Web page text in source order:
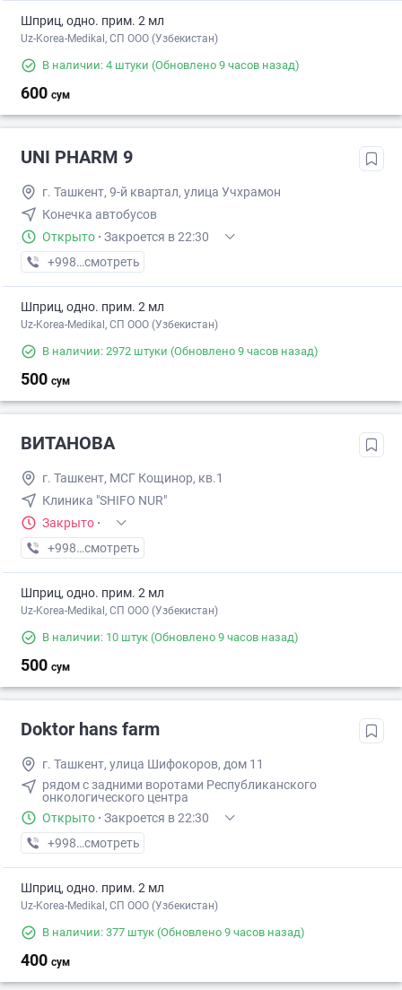
Шприц, одно. прим. 2 мл
Uz-Korea-Medikal, СП ООО (Узбекистан)
В наличии: 4 штуки (Обновлено 9 часов назад)
600 сум
UNI PHARM 9
г. Ташкент, 9-й квартал, улица Учхрамон
Конечка автобусов
Открыто · Закроется в 22:30
+998 (55) XXX-XX-XX
смотреть
Шприц, одно. прим. 2 мл
Uz-Korea-Medikal, СП ООО (Узбекистан)
В наличии: 2972 штуки (Обновлено 9 часов назад)
500 сум
ВИТАНОВА
г. Ташкент, МСГ Кощинор, кв.1
Клиника "SHIFO NUR"
Закрыто ·
+998 (77) XXX-XX-XX
смотреть
Шприц, одно. прим. 2 мл
Uz-Korea-Medikal, СП ООО (Узбекистан)
В наличии: 10 штук (Обновлено 9 часов назад)
500 сум
Doktor hans farm
г. Ташкент, улица Шифокоров, дом 11
рядом с задними воротами Республиканского
онкологического центра
Открыто · Закроется в 22:30
+998 (88) XXX-XX-XX
смотреть
Шприц, одно. прим. 2 мл
Uz-Korea-Medikal, СП ООО (Узбекистан)
В наличии: 377 штук (Обновлено 9 часов назад)
400 сум